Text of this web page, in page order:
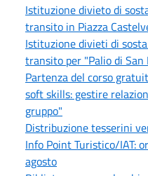
Istituzione divieto di
transito in Piazza
Istituzione divieti di
transito per "Palio di San
Partenza del corso
soft skills: gestire
gruppo"
Distribuzione tesserini
Info Point Turistico/IAT:
agosto